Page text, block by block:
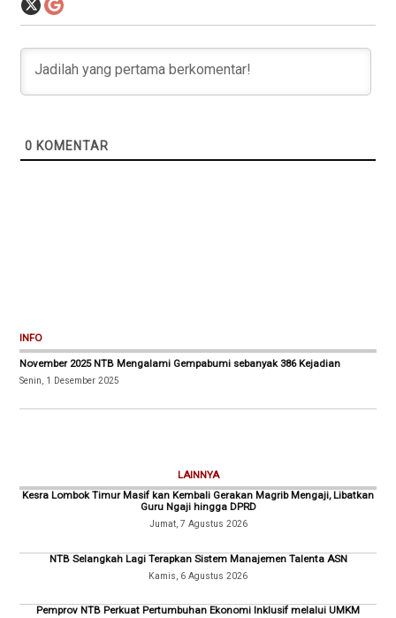
0 KOMENTAR
INFO
November 2025 NTB Mengalami Gempabumi sebanyak 386 Kejadian
Senin, 1 Desember 2025
LAINNYA
Kesra Lombok Timur Masif kan Kembali Gerakan Magrib Mengaji, Libatkan
Guru Ngaji hingga DPRD
Jumat, 7 Agustus 2026
NTB Selangkah Lagi Terapkan Sistem Manajemen Talenta ASN
Kamis, 6 Agustus 2026
Pemprov NTB Perkuat Pertumbuhan Ekonomi Inklusif melalui UMKM